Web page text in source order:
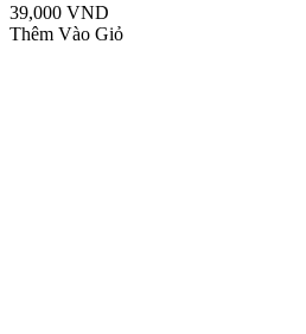
39,000 VND
Thêm Vào Giỏ